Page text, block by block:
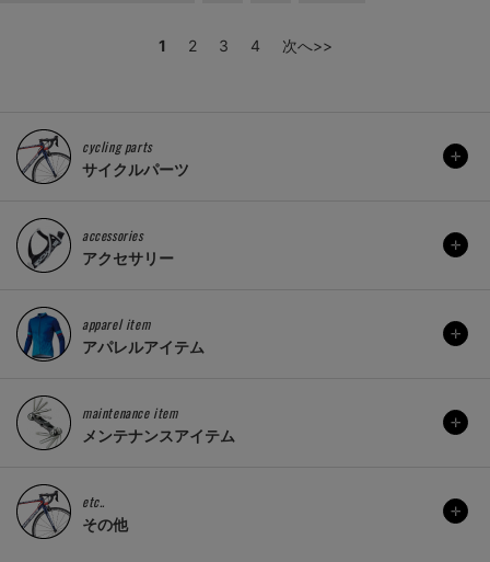
1 2 3 4 次へ>>
cycling parts
サイクルパーツ
accessories
アクセサリー
apparel item
アパレルアイテム
maintenance item
メンテナンスアイテム
etc..
その他